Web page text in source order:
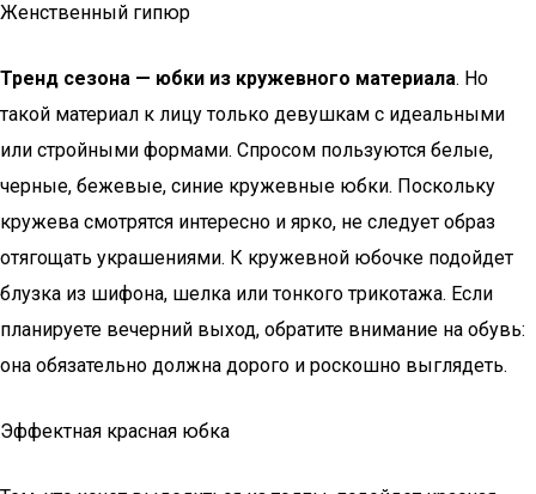
Женственный гипюр
Тренд сезона — юбки из кружевного материала. Но
такой материал к лицу только девушкам с идеальными
или стройными формами. Спросом пользуются белые,
черные, бежевые, синие кружевные юбки. Поскольку
кружева смотрятся интересно и ярко, не следует образ
отягощать украшениями. К кружевной юбочке подойдет
блузка из шифона, шелка или тонкого трикотажа. Если
планируете вечерний выход, обратите внимание на обувь:
она обязательно должна дорого и роскошно выглядеть.
Эффектная красная юбка